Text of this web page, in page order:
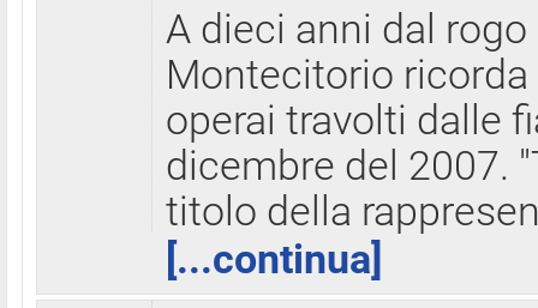
A dieci anni dal
Montecitorio
operai travolti dalle
dicembre del 2007.
titolo della
[...continua]